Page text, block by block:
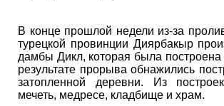
В конце прошлой недели из-за
турецкой провинции Диярбакыр
дамбы Дикл, которая была
результате прорыва обнажились
затопленной деревни. Из
мечеть, медресе, кладбище и храм.